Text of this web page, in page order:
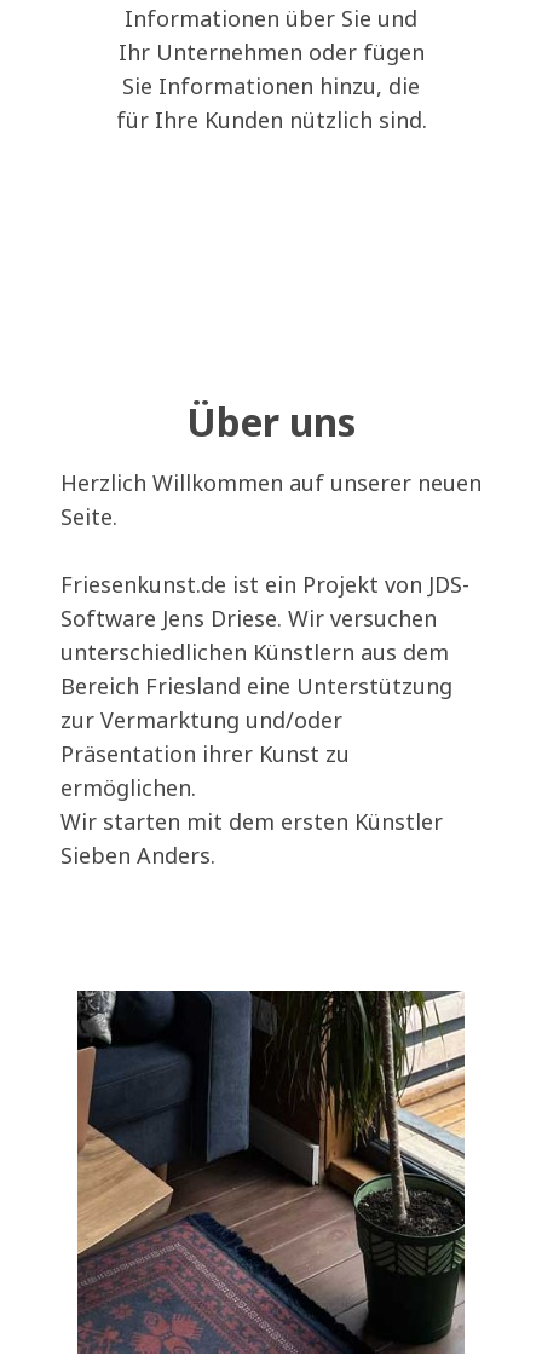
Informationen über Sie und
Ihr Unternehmen oder fügen
Sie Informationen hinzu, die
für Ihre Kunden nützlich sind.
Über uns
Herzlich Willkommen auf unserer neuen
Seite.
Friesenkunst.de ist ein Projekt von JDS-
Software Jens Driese. Wir versuchen
unterschiedlichen Künstlern aus dem
Bereich Friesland eine Unterstützung
zur Vermarktung und/oder
Präsentation ihrer Kunst zu
ermöglichen.
Wir starten mit dem ersten Künstler
Sieben Anders.